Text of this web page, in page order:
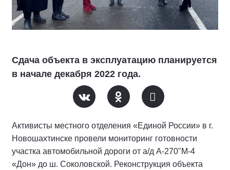
Сдача объекта в эксплуатацию планируется
в начале декабря 2022 года.
Активисты местного отделения «Единой России» в г.
Новошахтинске провели мониторинг готовности
участка автомобильной дороги от а/д А-270"М-4
«Дон» до ш. Соколовской. Реконструкция объекта